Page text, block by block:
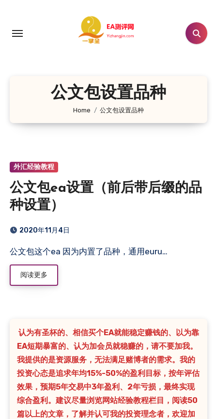
公文包设置品种
Home 公文包设置品种
外汇经验教程
公文包ea设置（前后带后缀的品
种设置）
2020年11月4日
公文包这个ea 因为内置了品种，通用euru…
阅读更多
认为有圣杯的、相信买个EA就能稳定赚钱的、以为靠
EA短期暴富的、认为加会员就稳赚的，请不要加我。
我提供的是资源服务，无法满足赌博者的需求。我的
投资心态是追求年均15%-50%的盈利目标，按年评估
效果，预期5年交易中3年盈利、2年亏损，最终实现
综合盈利。建议尽量浏览网站经验教程栏目，阅读50
篇以上的文章，了解并认可我的投资理念者，欢迎加